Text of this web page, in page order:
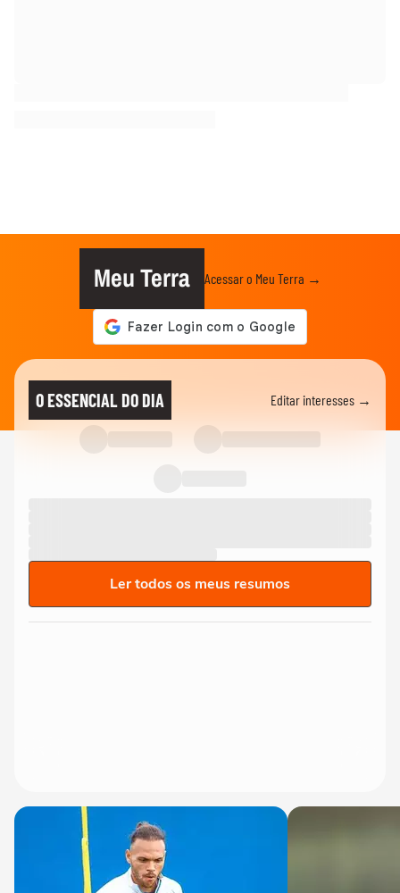
Meu Terra Acessar o Meu Terra →
O ESSENCIAL DO DIA Editar interesses →
Ler todos os meus resumos